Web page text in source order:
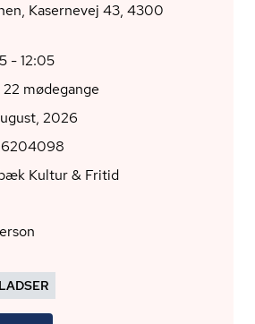
Kasernevej 43, 4300
- 12:05
mødegange
2026
Kultur & Fritid